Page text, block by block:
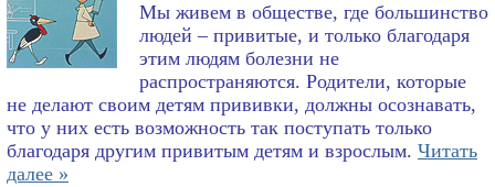
Мы живем в обществе, где большинство
людей – привитые, и только благодаря
этим людям болезни не
распространяются. Родители, которые
не делают своим детям прививки, должны осознавать,
что у них есть возможность так поступать только
благодаря другим привитым детям и взрослым. Читать
далее »